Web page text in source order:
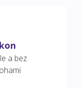
a bez